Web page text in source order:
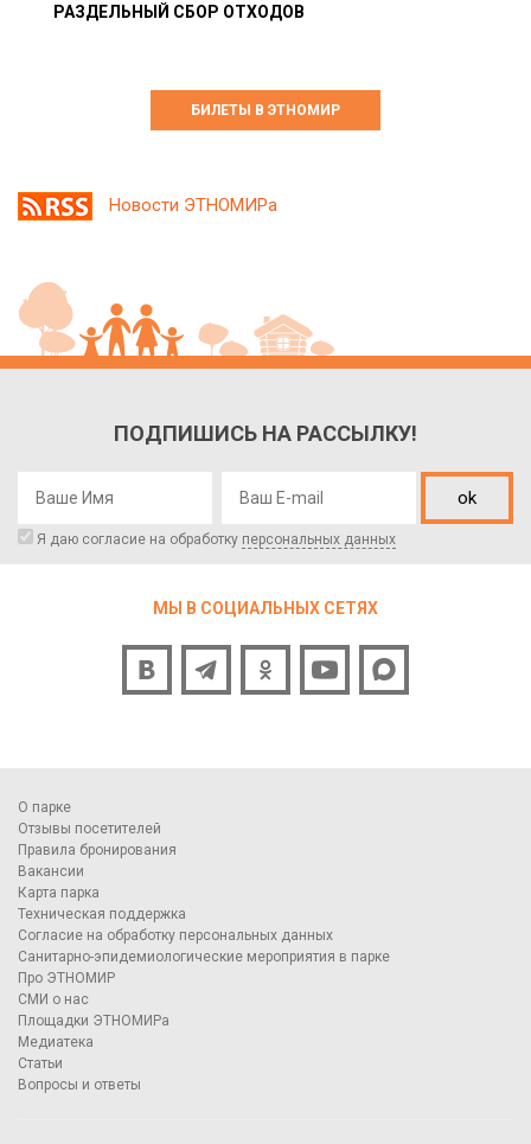
РАЗДЕЛЬНЫЙ СБОР ОТХОДОВ
БИЛЕТЫ В ЭТНОМИР
Новости ЭТНОМИРа
ПОДПИШИСЬ НА РАССЫЛКУ!
ok
Я даю согласие на обработку персональных данных
МЫ В СОЦИАЛЬНЫХ СЕТЯХ
О парке
Отзывы посетителей
Правила бронирования
Вакансии
Карта парка
Техническая поддержка
Согласие на обработку персональных данных
Санитарно-эпидемиологические мероприятия в парке
Про ЭТНОМИР
СМИ о нас
Площадки ЭТНОМИРа
Медиатека
Статьи
Вопросы и ответы